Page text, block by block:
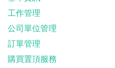
工作管理
公司單位管理
訂單管理
購買置頂服務